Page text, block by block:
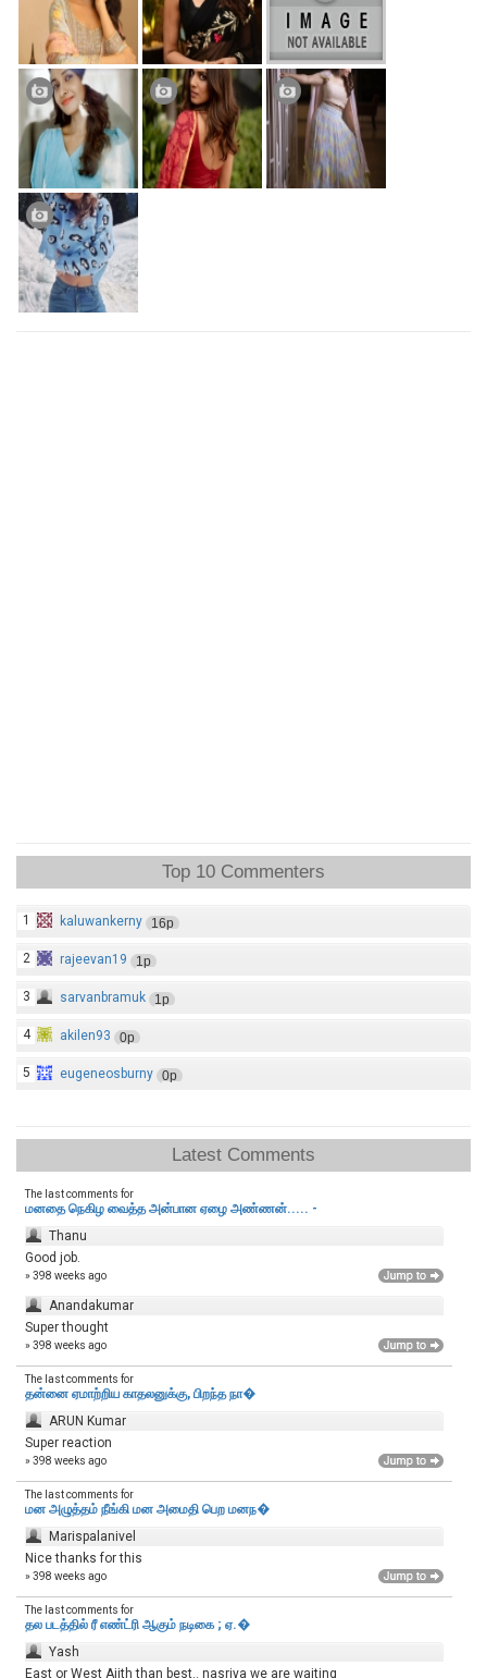
Top 10 Commenters
1 kaluwankerny 16p
2 rajeevan19 1p
3 sarvanbramuk 1p
4 akilen93 0p
5 eugeneosburny 0p
Latest Comments
The last comments for
மனதை நெகிழ வைத்த அன்பான ஏழை அண்ணன்..... -
Thanu
Good job.
» 398 weeks ago
Anandakumar
Super thought
» 398 weeks ago
The last comments for
தன்னை ஏமாற்றிய காதலனுக்கு, பிறந்த நா�
ARUN Kumar
Super reaction
» 398 weeks ago
The last comments for
மன அழுத்தம் நீங்கி மன அமைதி பெற‌ மனந�
Marispalanivel
Nice thanks for this
» 398 weeks ago
The last comments for
தல படத்தில் ரீ எண்ட்ரி ஆகும் நடிகை ; ஏ.�
Yash
East or West Ajith than best.. nasriya we are waiting